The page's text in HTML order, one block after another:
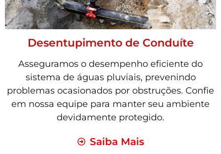
Desentupimento de Conduíte
Asseguramos o desempenho eficiente do
sistema de águas pluviais, prevenindo
problemas ocasionados por obstruções. Confie
em nossa equipe para manter seu ambiente
devidamente protegido.
Saiba Mais